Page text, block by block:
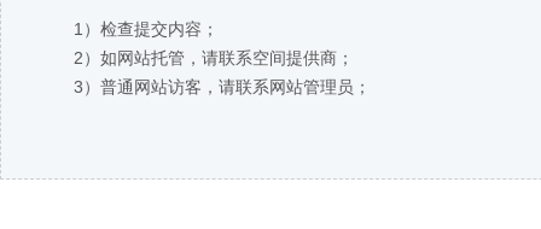
1）检查提交内容；
2）如网站托管，请联系空间提供商；
3）普通网站访客，请联系网站管理员；